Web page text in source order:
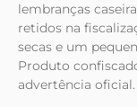
lembranças
retidos na
secas e um
Produto
advertência oficial.